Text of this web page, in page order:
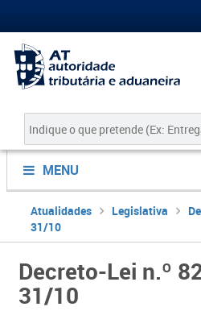
MENU
Atualidades Legislativa
31/10
Decreto-Lei n.º
31/10